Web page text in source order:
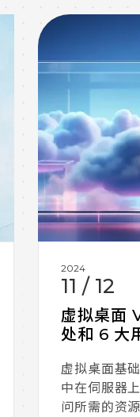
2024
11/ 12
虚拟桌面
处和 6 大
虚拟桌面基
中在伺服器
问所需的资